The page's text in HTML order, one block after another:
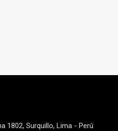
1802, Surquillo, Lima - Perú